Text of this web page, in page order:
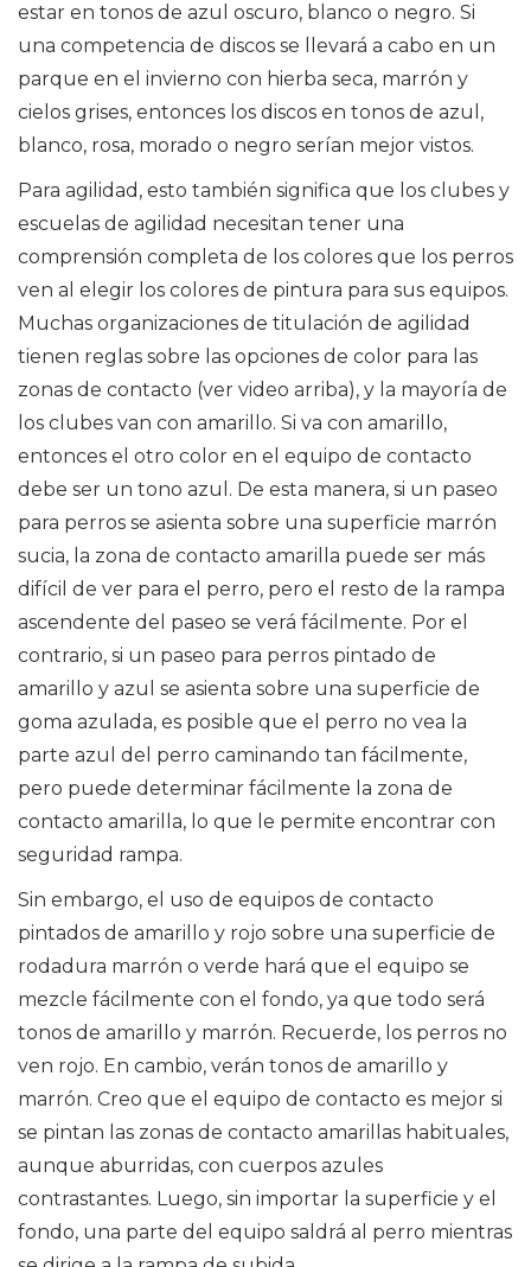
estar en tonos de azul oscuro, blanco o negro. Si
una competencia de discos se llevará a cabo en un
parque en el invierno con hierba seca, marrón y
cielos grises, entonces los discos en tonos de azul,
blanco, rosa, morado o negro serían mejor vistos.
Para agilidad, esto también significa que los clubes y
escuelas de agilidad necesitan tener una
comprensión completa de los colores que los perros
ven al elegir los colores de pintura para sus equipos.
Muchas organizaciones de titulación de agilidad
tienen reglas sobre las opciones de color para las
zonas de contacto (ver video arriba), y la mayoría de
los clubes van con amarillo. Si va con amarillo,
entonces el otro color en el equipo de contacto
debe ser un tono azul. De esta manera, si un paseo
para perros se asienta sobre una superficie marrón
sucia, la zona de contacto amarilla puede ser más
difícil de ver para el perro, pero el resto de la rampa
ascendente del paseo se verá fácilmente. Por el
contrario, si un paseo para perros pintado de
amarillo y azul se asienta sobre una superficie de
goma azulada, es posible que el perro no vea la
parte azul del perro caminando tan fácilmente,
pero puede determinar fácilmente la zona de
contacto amarilla, lo que le permite encontrar con
seguridad rampa.
Sin embargo, el uso de equipos de contacto
pintados de amarillo y rojo sobre una superficie de
rodadura marrón o verde hará que el equipo se
mezcle fácilmente con el fondo, ya que todo será
tonos de amarillo y marrón. Recuerde, los perros no
ven rojo. En cambio, verán tonos de amarillo y
marrón. Creo que el equipo de contacto es mejor si
se pintan las zonas de contacto amarillas habituales,
aunque aburridas, con cuerpos azules
contrastantes. Luego, sin importar la superficie y el
fondo, una parte del equipo saldrá al perro mientras